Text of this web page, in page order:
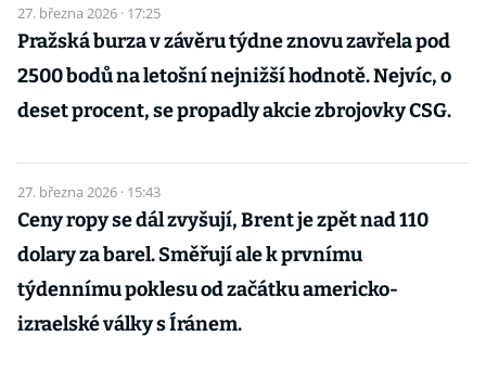
27. března 2026 · 17:25
Pražská burza v závěru týdne znovu zavřela pod
2500 bodů na letošní nejnižší hodnotě. Nejvíc, o
deset procent, se propadly akcie zbrojovky CSG.
27. března 2026 · 15:43
Ceny ropy se dál zvyšují, Brent je zpět nad 110
dolary za barel. Směřují ale k prvnímu
týdennímu poklesu od začátku americko-
izraelské války s Íránem.